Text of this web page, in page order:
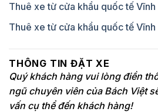
Thuê xe từ cửa khẩu quốc tế
Thuê xe từ cửa khẩu quốc tế
THÔNG TIN ĐẶT XE
Quý khách hàng vui lòng điền
ngũ chuyên viên của Bách Việt
vấn cụ thể đến khách hàng!